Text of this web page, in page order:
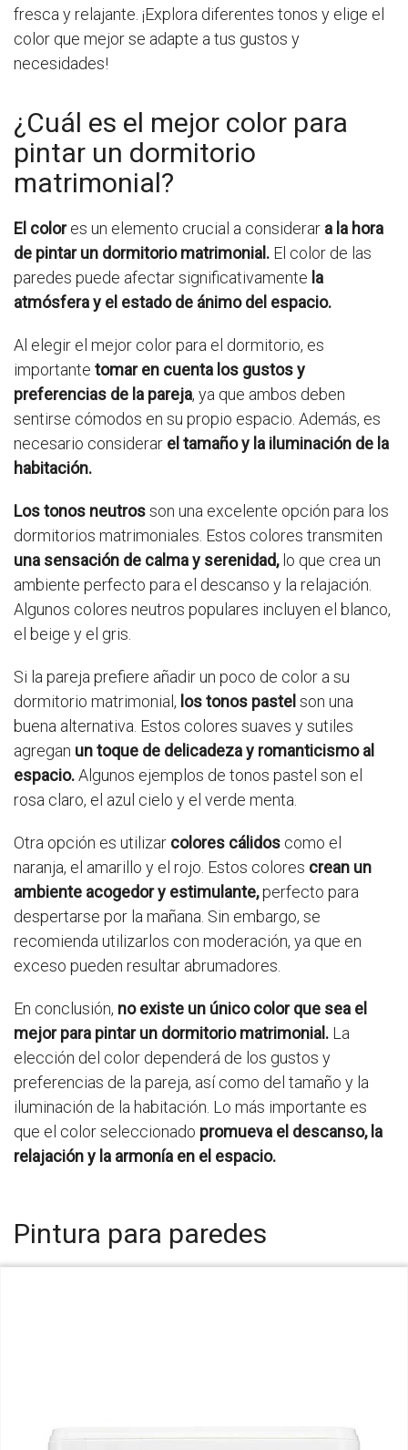
fresca y relajante. ¡Explora diferentes tonos y elige el
color que mejor se adapte a tus gustos y
necesidades!
¿Cuál es el mejor color para
pintar un dormitorio
matrimonial?
El colores un elemento crucial a considerar a la hora
de pintar un dormitorio matrimonial. El color de las
paredes puede afectar significativamente la
atmósfera y el estado de ánimo del espacio.
Al elegir el mejor color para el dormitorio, es
importante tomar en cuenta los gustos y
preferencias de la pareja, ya que ambos deben
sentirse cómodos en su propio espacio. Además, es
necesario considerar el tamaño y la iluminación de la
habitación.
Los tonos neutrosson una excelente opción para los
dormitorios matrimoniales. Estos colores transmiten
una sensación de calma y serenidad,lo que crea un
ambiente perfecto para el descanso y la relajación.
Algunos colores neutros populares incluyen el blanco,
el beige y el gris.
Si la pareja prefiere añadir un poco de color a su
dormitorio matrimonial, los tonos pastel son una
buena alternativa. Estos colores suaves y sutiles
agregan un toque de delicadeza y romanticismo al
espacio.Algunos ejemplos de tonos pastel son el
rosa claro, el azul cielo y el verde menta.
Otra opción es utilizar colores cálidos como el
naranja, el amarillo y el rojo. Estos colores crean un
ambiente acogedor y estimulante,perfecto para
despertarse por la mañana. Sin embargo, se
recomienda utilizarlos con moderación, ya que en
exceso pueden resultar abrumadores.
En conclusión, no existe un único color que sea el
mejor para pintar un dormitorio matrimonial. La
elección del color dependerá de los gustos y
preferencias de la pareja, así como del tamaño y la
iluminación de la habitación. Lo más importante es
que el color seleccionado promueva el descanso, la
relajación y la armonía en el espacio.
Pintura para paredes